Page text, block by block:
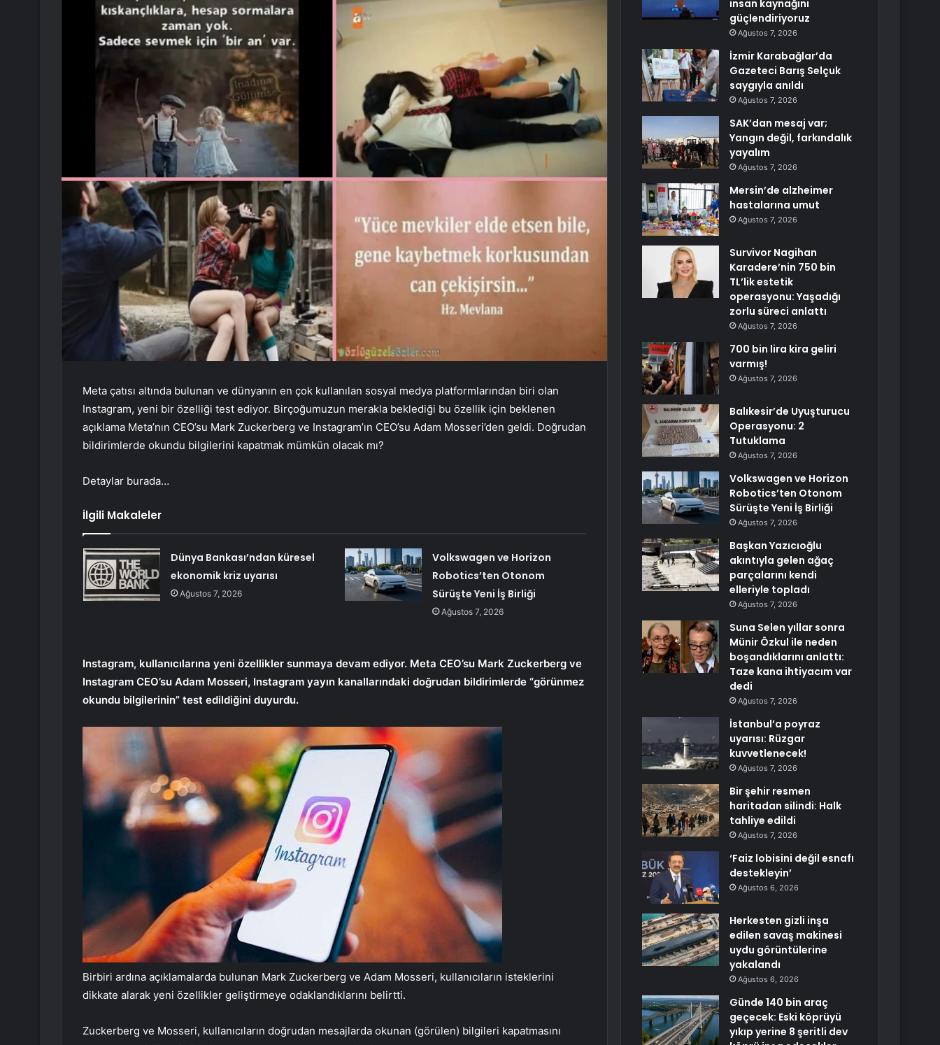
Meta çatısı altında bulunan ve dünyanın en çok kullanılan sosyal medya platformlarından biri olan
Instagram, yeni bir özelliği test ediyor. Birçoğumuzun merakla beklediği bu özellik için beklenen
açıklama Meta’nın CEO’su Mark Zuckerberg ve Instagram’ın CEO’su Adam Mosseri’den geldi. Doğrudan
bildirimlerde okundu bilgilerini kapatmak mümkün olacak mı?
Detaylar burada…
İlgili Makaleler
Dünya Bankası’ndan küresel
ekonomik kriz uyarısı
Ağustos 7, 2026
Volkswagen ve Horizon
Robotics’ten Otonom
Sürüşte Yeni İş Birliği
Ağustos 7, 2026
Instagram, kullanıcılarına yeni özellikler sunmaya devam ediyor. Meta CEO’su Mark Zuckerberg ve
Instagram CEO’su Adam Mosseri, Instagram yayın kanallarındaki doğrudan bildirimlerde “görünmez
okundu bilgilerinin” test edildiğini duyurdu.
Birbiri ardına açıklamalarda bulunan Mark Zuckerberg ve Adam Mosseri, kullanıcıların isteklerini
dikkate alarak yeni özellikler geliştirmeye odaklandıklarını belirtti.
Zuckerberg ve Mosseri, kullanıcıların doğrudan mesajlarda okunan (görülen) bilgileri kapatmasını
insan kaynağını
güçlendiriyoruz
Ağustos 7, 2026
İzmir Karabağlar’da
Gazeteci Barış Selçuk
saygıyla anıldı
Ağustos 7, 2026
SAK’dan mesaj var;
Yangın değil, farkındalık
yayalım
Ağustos 7, 2026
Mersin’de alzheimer
hastalarına umut
Ağustos 7, 2026
Survivor Nagihan
Karadere’nin 750 bin
TL’lik estetik
operasyonu: Yaşadığı
zorlu süreci anlattı
Ağustos 7, 2026
700 bin lira kira geliri
varmış!
Ağustos 7, 2026
Balıkesir’de Uyuşturucu
Operasyonu: 2
Tutuklama
Ağustos 7, 2026
Volkswagen ve Horizon
Robotics’ten Otonom
Sürüşte Yeni İş Birliği
Ağustos 7, 2026
Başkan Yazıcıoğlu
akıntıyla gelen ağaç
parçalarını kendi
elleriyle topladı
Ağustos 7, 2026
Suna Selen yıllar sonra
Münir Özkul ile neden
boşandıklarını anlattı:
Taze kana ihtiyacım var
dedi
Ağustos 7, 2026
İstanbul’a poyraz
uyarısı: Rüzgar
kuvvetlenecek!
Ağustos 7, 2026
Bir şehir resmen
haritadan silindi: Halk
tahliye edildi
Ağustos 7, 2026
‘Faiz lobisini değil esnafı
destekleyin’
Ağustos 6, 2026
Herkesten gizli inşa
edilen savaş makinesi
uydu görüntülerine
yakalandı
Ağustos 6, 2026
Günde 140 bin araç
geçecek: Eski köprüyü
yıkıp yerine 8 şeritli dev